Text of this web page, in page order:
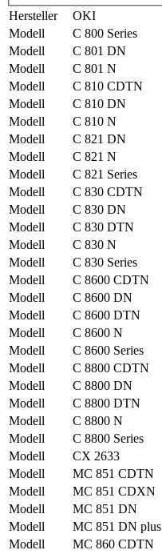
Hersteller
OKI
Modell
C 800 Series
Modell
C 801 DN
Modell
C 801 N
Modell
C 810 CDTN
Modell
C 810 DN
Modell
C 810 N
Modell
C 821 DN
Modell
C 821 N
Modell
C 821 Series
Modell
C 830 CDTN
Modell
C 830 DN
Modell
C 830 DTN
Modell
C 830 N
Modell
C 830 Series
Modell
C 8600 CDTN
Modell
C 8600 DN
Modell
C 8600 DTN
Modell
C 8600 N
Modell
C 8600 Series
Modell
C 8800 CDTN
Modell
C 8800 DN
Modell
C 8800 DTN
Modell
C 8800 N
Modell
C 8800 Series
Modell
CX 2633
Modell
MC 851 CDTN
Modell
MC 851 CDXN
Modell
MC 851 DN
Modell
MC 851 DN plus
Modell
MC 860 CDTN